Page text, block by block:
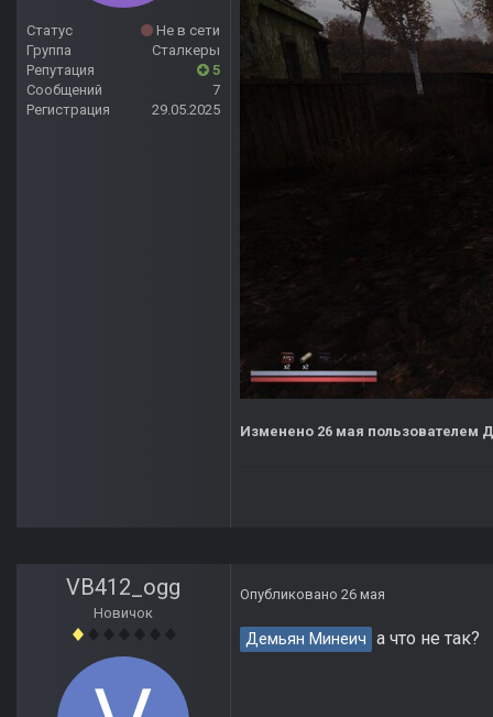
Статус
Не в сети
Группа
Сталкеры
Репутация
5
Сообщений
7
Регистрация
29.05.2025
Изменено 26 мая пользователем
VB412_ogg
Новичок
Опубликовано 26 мая
Демьян Минеич а что не так?